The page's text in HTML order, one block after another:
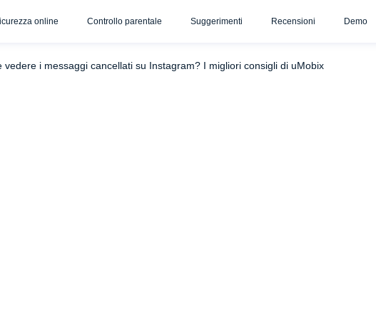
online Controllo parentale Suggerimenti Recensioni Demo
vedere i messaggi cancellati su Instagram? I migliori consigli di uMobix
cancellati con applicazioni di terze parti Recuperare i messaggi